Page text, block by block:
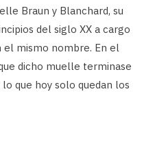
Braun y Blanchard, su
del siglo XX a cargo
el mismo nombre. En el
dicho muelle terminase
que hoy solo quedan los